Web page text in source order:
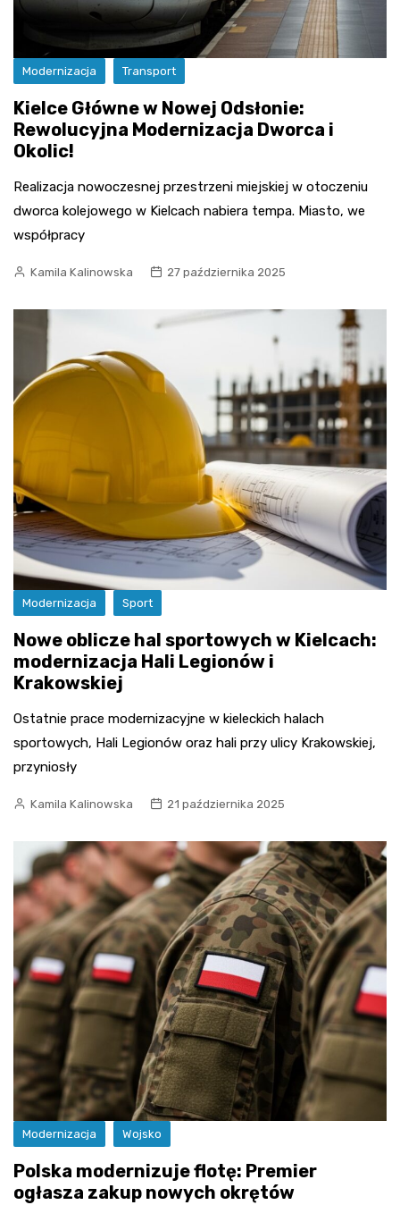
Modernizacja Transport
Kielce Główne w Nowej Odsłonie:
Rewolucyjna Modernizacja Dworca i
Okolic!
Realizacja nowoczesnej przestrzeni miejskiej w otoczeniu
dworca kolejowego w Kielcach nabiera tempa. Miasto, we
współpracy
Kamila Kalinowska 27 października 2025
Modernizacja Sport
Nowe oblicze hal sportowych w Kielcach:
modernizacja Hali Legionów i
Krakowskiej
Ostatnie prace modernizacyjne w kieleckich halach
sportowych, Hali Legionów oraz hali przy ulicy Krakowskiej,
przyniosły
Kamila Kalinowska 21 października 2025
Modernizacja Wojsko
Polska modernizuje flotę: Premier
ogłasza zakup nowych okrętów